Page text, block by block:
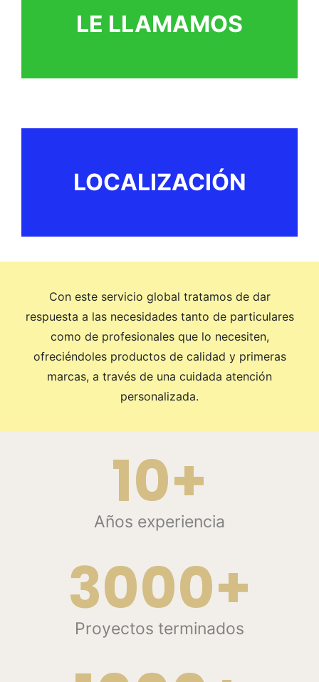
LE LLAMAMOS
LOCALIZACIÓN
Con este servicio global tratamos de dar
respuesta a las necesidades tanto de particulares
como de profesionales que lo necesiten,
ofreciéndoles productos de calidad y primeras
marcas, a través de una cuidada atención
personalizada.
10+
Años experiencia
3000+
Proyectos terminados